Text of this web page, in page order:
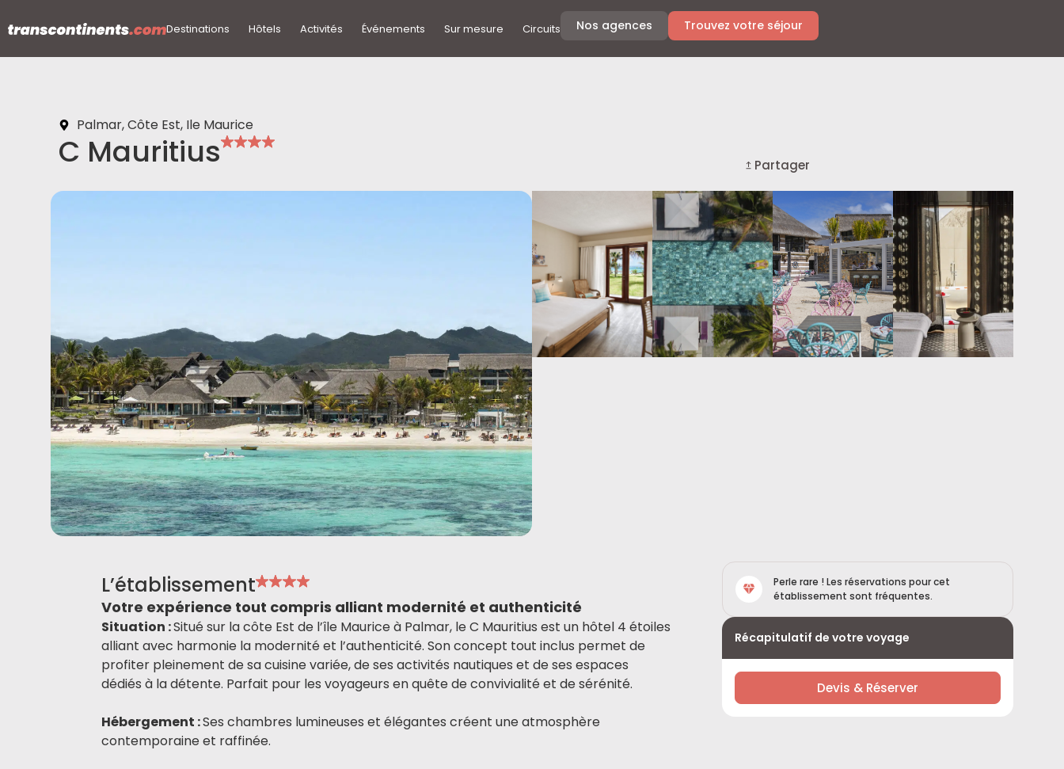
Destinations Hôtels Activités Événements Sur mesure Circuits Nos agences Trouvez votre séjour
Palmar, Côte Est, Ile Maurice
C Mauritius Partager
L’établissement
Votre expérience tout compris alliant modernité et authenticité
Situation :Situé sur la côte Est de l’île Maurice à Palmar, le C Mauritius est un hôtel 4 étoiles
alliant avec harmonie la modernité et l’authenticité. Son concept tout inclus permet de
profiter pleinement de sa cuisine variée, de ses activités nautiques et de ses espaces
dédiés à la détente. Parfait pour les voyageurs en quête de convivialité et de sérénité.
Hébergement :Ses chambres lumineuses et élégantes créent une atmosphère
contemporaine et raffinée.
Perle rare ! Les réservations pour cet
établissement sont fréquentes.
Récapitulatif de votre voyage
Devis & Réserver